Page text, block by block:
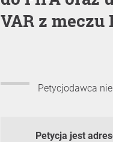
VAR z meczu
Petycjodawca
Petycja jest